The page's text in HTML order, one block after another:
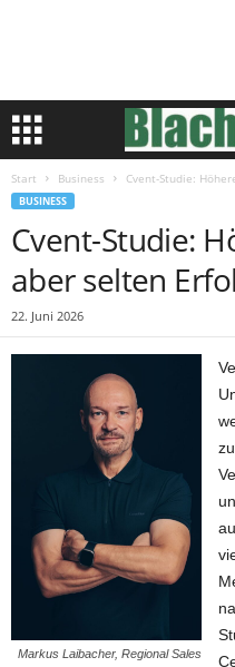
Start Business Cvent-Studie:
BUSINESS
Cvent-Studie:
aber selten
22. Juni 2026
Markus Laibacher, Regional Sales